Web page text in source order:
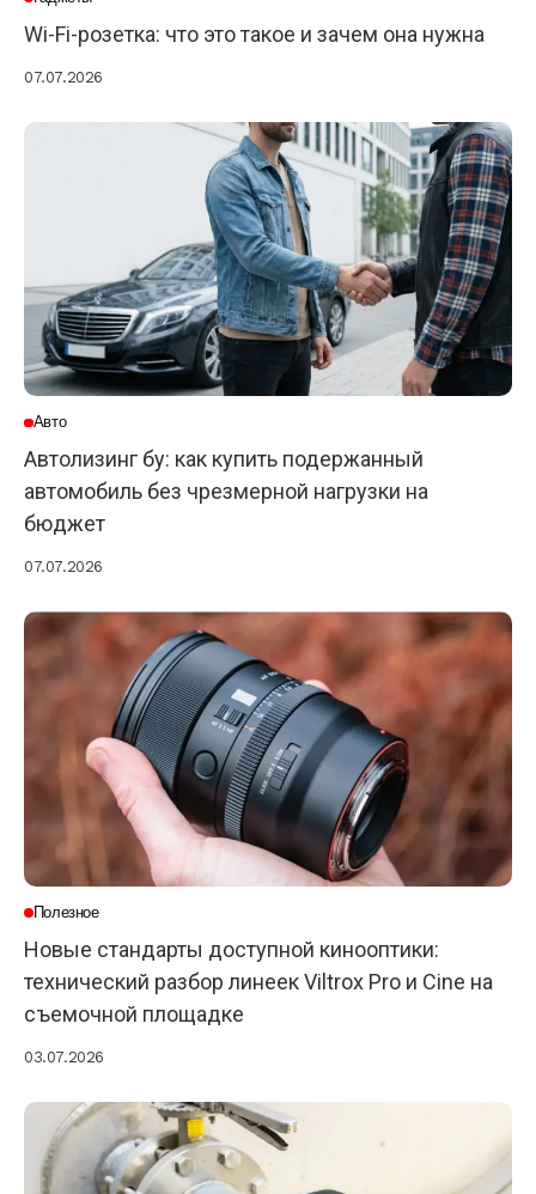
Wi-Fi-розетка: что это такое и зачем она нужна
07.07.2026
Авто
Автолизинг бу: как купить подержанный
автомобиль без чрезмерной нагрузки на
бюджет
07.07.2026
Полезное
Новые стандарты доступной кинооптики:
технический разбор линеек Viltrox Pro и Cine на
съемочной площадке
03.07.2026